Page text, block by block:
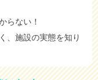
らない！
、施設の実態を知り